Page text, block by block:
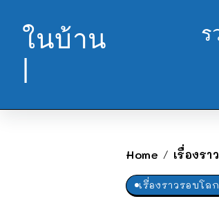
ในบ้าน
|
ร
Home / เรื่องรา
เรื่องราวรอบโลก